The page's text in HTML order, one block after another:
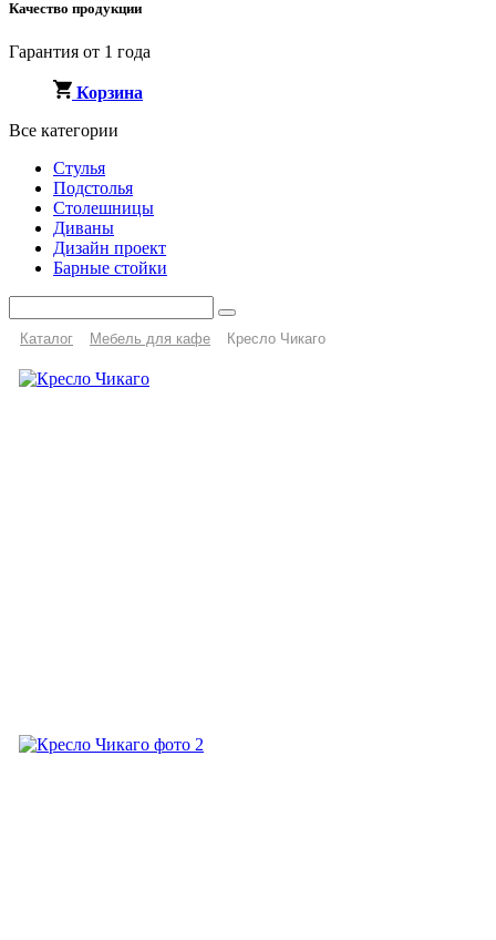
Качество продукции
Гарантия от 1 года
Корзина
Все категории
Стулья
Подстолья
Столешницы
Диваны
Дизайн проект
Барные стойки
Каталог Мебель для кафе Кресло Чикаго